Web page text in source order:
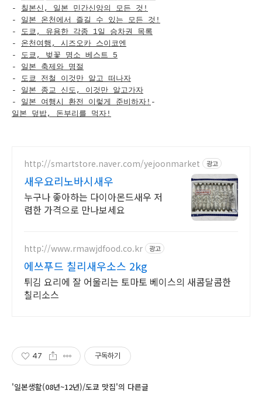
- 칠본신, 일본 민간신앙의 모든 것!
- 일본 온천에서 즐길 수 있는 모든 것!
- 도쿄, 유용한 각종 1일 승차권 목록
- 온천여행, 시즈오카 스이코엔
- 도쿄, 벚꽃 명소 베스트 5
- 일본 축제와 명절
- 도쿄 전철 이것만 알고 떠나자
- 일본 종교 신도, 이것만 알고가자
- 일본 여행시 환전 이렇게 준비하자! -
일본 덮밥, 돈부리를 먹자!
http://smartstore.naver.com/yejoonmarket 광고
새우요리노바시새우
누구나 좋아하는 다이아몬드새우 저
렴한 가격으로 만나보세요
http://www.rmawjdfood.co.kr 광고
에쓰푸드 칠리새우소스 2kg
튀김 요리에 잘 어울리는 토마토 베이스의 새콤달콤한
칠리소스
47 구독하기
'일본생활(08년~12년)/도쿄 맛집'의 다른글